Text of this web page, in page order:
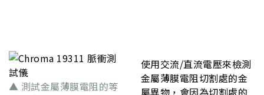
▲ 測試金屬薄膜電阻的等
使用交流/直流電壓來檢測
金屬薄膜電阻切割處的金
屬異物，會因為切割處的